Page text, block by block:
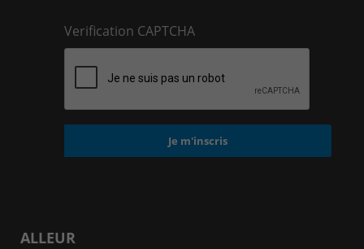
Verification CAPTCHA
ALLEUR